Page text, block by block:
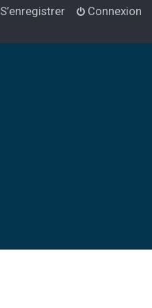
Connexion
S’enregistrer